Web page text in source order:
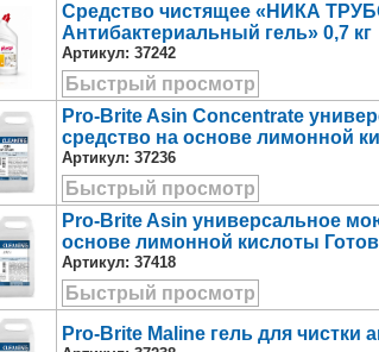
Средство чистящее «НИКА
Антибактериальный гель» 0,7 кг
Артикул: 37242
Быстрый просмотр
Pro-Brite Asin Concentrate
средство на основе лимонной
Артикул: 37236
Быстрый просмотр
Pro-Brite Asin универсальное
основе лимонной кислоты
Артикул: 37418
Быстрый просмотр
Pro-Brite Maline гель для чистки